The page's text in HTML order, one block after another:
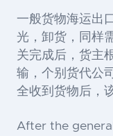
一般货物海运出
光，卸货，同样
关完成后，货主
输，个别货代公
全收到货物后，
After the